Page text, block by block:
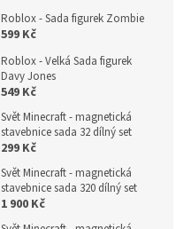
Roblox - Sada figurek Zombie
599 Kč
Roblox - Velká Sada figurek
Davy Jones
549 Kč
Svět Minecraft - magnetická
stavebnice sada 32 dílný set
299 Kč
Svět Minecraft - magnetická
stavebnice sada 320 dílný set
1 900 Kč